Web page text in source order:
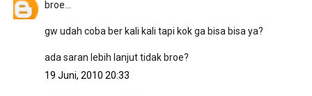
broe...
gw udah coba ber kali kali tapi kok ga bisa bisa ya?
ada saran lebih lanjut tidak broe?
19 Juni, 2010 20:33